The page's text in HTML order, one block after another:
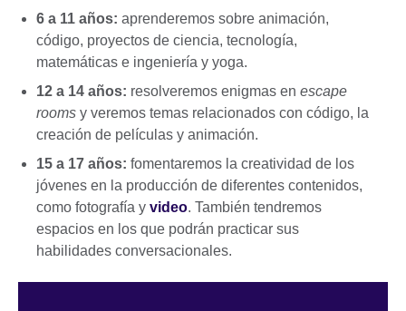
6 a 11 años: aprenderemos sobre animación,
código, proyectos de ciencia, tecnología,
matemáticas e ingeniería y yoga.
12 a 14 años: resolveremos enigmas en escape
rooms y veremos temas relacionados con código, la
creación de películas y animación.
15 a 17 años: fomentaremos la creatividad de los
jóvenes en la producción de diferentes contenidos,
como fotografía y video. También tendremos
espacios en los que podrán practicar sus
habilidades conversacionales.